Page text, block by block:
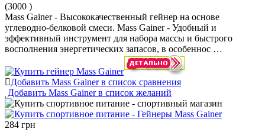
(3000 )
Mass Gainer - Высококачественный гейнер на основе
углеводно-белковой смеси. Mass Gainer - Удобный и
эффективный инструмент для набора массы и быстрого
восполнения энергетических запасов, в особеннос …
Добавить Mass Gainer в список сравнения
Добавить Mass Gainer в список желаний
284 грн